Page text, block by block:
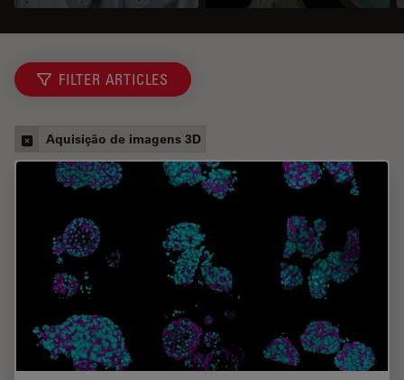
FILTER ARTICLES
Aquisição de imagens 3D